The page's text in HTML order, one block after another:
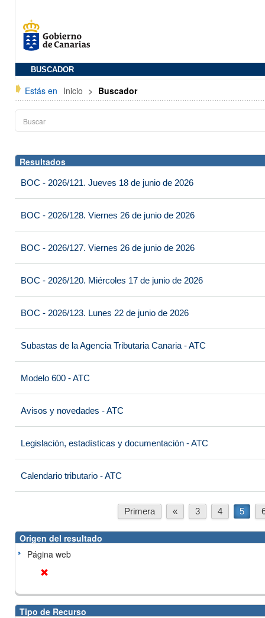
BUSCADOR
Estás en Inicio > Buscador
Resultados
BOC - 2026/121. Jueves 18 de junio de 2026
BOC - 2026/128. Viernes 26 de junio de 2026
BOC - 2026/127. Viernes 26 de junio de 2026
BOC - 2026/120. Miércoles 17 de junio de 2026
BOC - 2026/123. Lunes 22 de junio de 2026
Subastas de la Agencia Tributaria Canaria - ATC
Modelo 600 - ATC
Avisos y novedades - ATC
Legislación, estadísticas y documentación - ATC
Calendario tributario - ATC
Primera « 3 4 5
Origen del resultado
Página web
Tipo de Recurso